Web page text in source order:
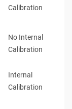
Calibration
No Internal
Calibration
Internal
Calibration